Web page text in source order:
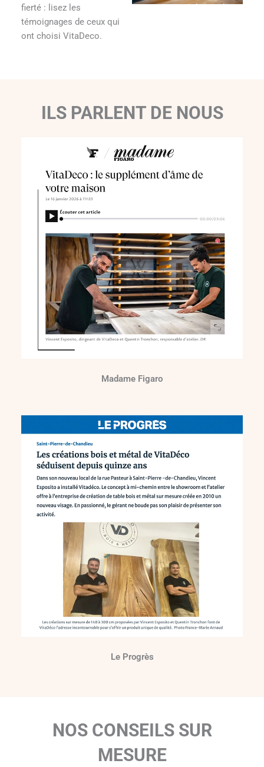
de Vitadeco
fierté : lisez les
témoignages de ceux qui
ont choisi VitaDeco.
ILS PARLENT DE NOUS
Madame Figaro
Le Progrès
NOS CONSEILS SUR
MESURE